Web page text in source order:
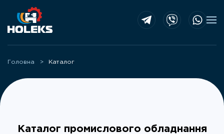
Skip to main content
Головна Каталог
Каталог промислового обладнання